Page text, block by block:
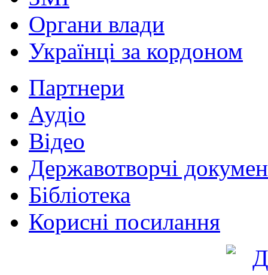
Органи влади
Українці за кордоном
Партнери
Аудіо
Відео
Державотворчі
Бібліотека
Корисні посилання